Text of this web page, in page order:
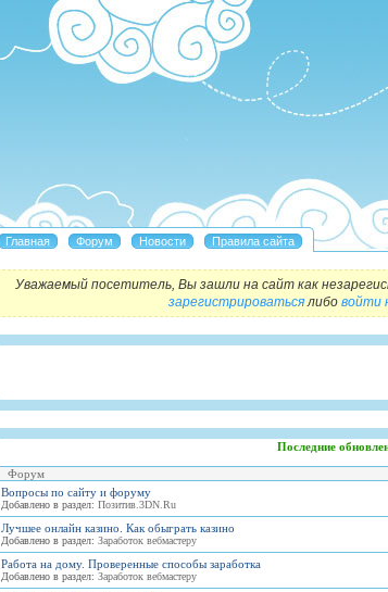
Уважаемый посетитель, Вы зашли на сайт как
зарегистрироватьсялибо войти
Последние
Форум
Вопросы по сайту и форуму
Добавлено в раздел: Позитив.3DN.Ru
Лучшее онлайн казино. Как обыграть казино
Добавлено в раздел: Заработок вебмастеру
Работа на дому. Проверенные способы заработка
Добавлено в раздел: Заработок вебмастеру